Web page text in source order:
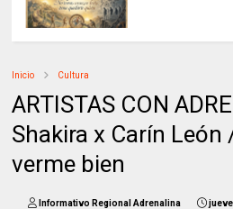
Inicio Cultura
ARTISTAS CON
Shakira x Carín León
verme bien
Informativo Regional Adrenalina